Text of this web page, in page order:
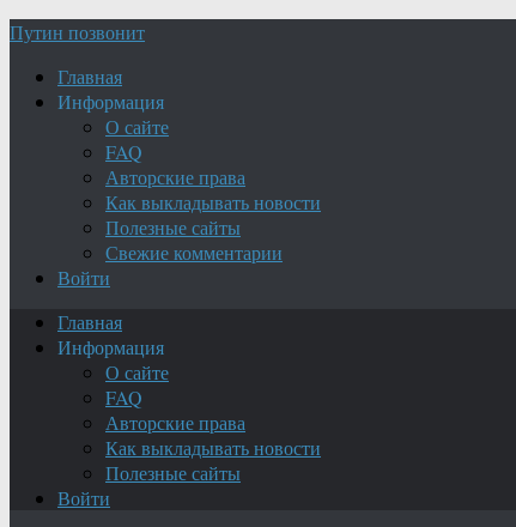
Путин позвонит
Главная
Информация
О сайте
FAQ
Авторские права
Как выкладывать новости
Полезные сайты
Свежие комментарии
Войти
Главная
Информация
О сайте
FAQ
Авторские права
Как выкладывать новости
Полезные сайты
Войти